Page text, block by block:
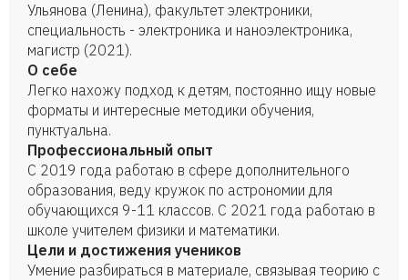
Ульянова (Ленина), факультет электроники,
специальность - электроника и наноэлектроника,
магистр (2021).
О себе
Легко нахожу подход к детям, постоянно ищу новые
форматы и интересные методики обучения,
пунктуальна.
Профессиональный опыт
С 2019 года работаю в сфере дополнительного
образования, веду кружок по астрономии для
обучающихся 9-11 классов. С 2021 года работаю в
школе учителем физики и математики.
Цели и достижения учеников
Умение разбираться в материале, связывая теорию с